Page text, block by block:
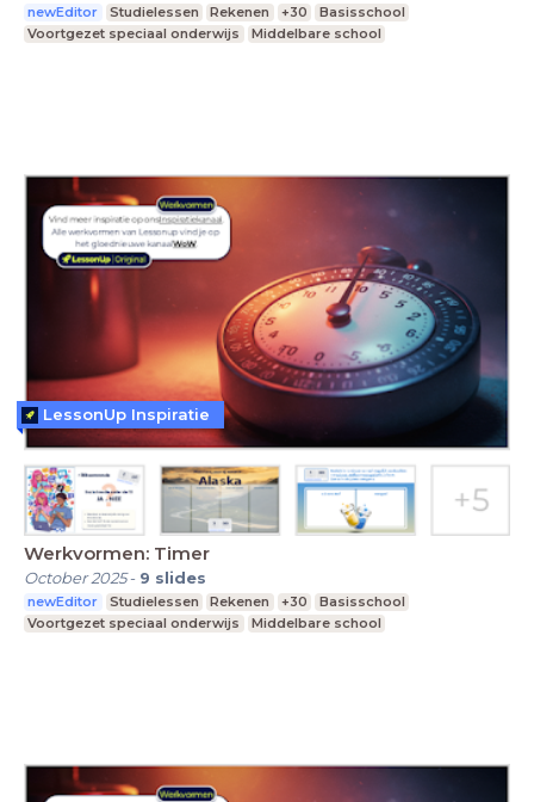
newEditor Studielessen Rekenen +30
Basisschool
Voortgezet speciaal onderwijs
Middelbare school
Werkvormen: Timer
October 2025- 9 slides
newEditor Studielessen Rekenen +30
Basisschool
Voortgezet speciaal onderwijs
Middelbare school
LessonUp Inspiratie